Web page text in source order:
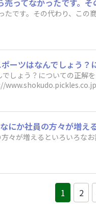
たです。その代わり、この
しょう？についての正解
々が増えるといろいろな
1 2